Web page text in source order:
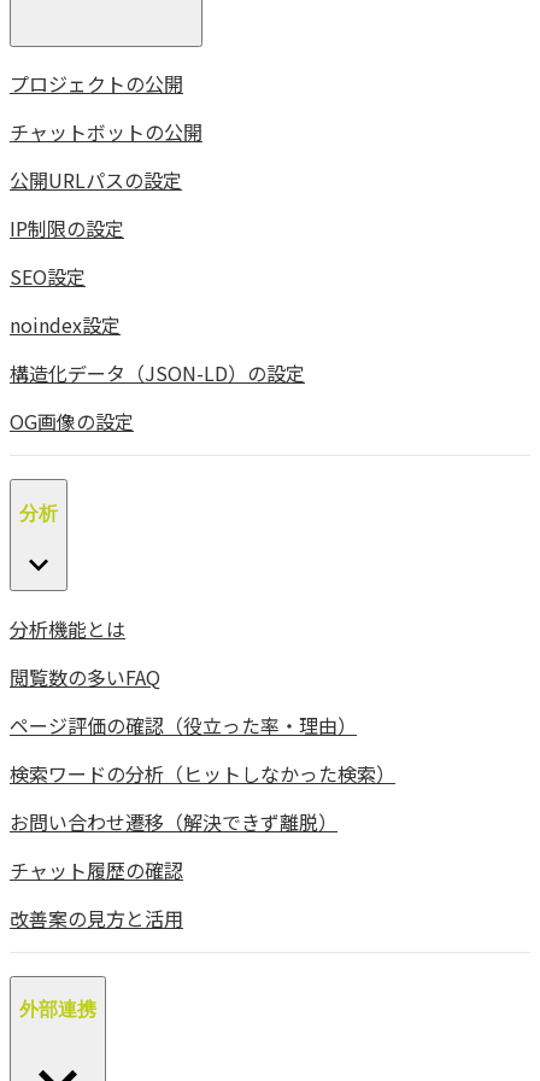
プロジェクトの公開
チャットボットの公開
公開URLパスの設定
IP制限の設定
SEO設定
noindex設定
構造化データ（JSON-LD）の設定
OG画像の設定
分析
分析機能とは
閲覧数の多いFAQ
ページ評価の確認（役立った率・理由）
検索ワードの分析（ヒットしなかった検索）
お問い合わせ遷移（解決できず離脱）
チャット履歴の確認
改善案の見方と活用
外部連携